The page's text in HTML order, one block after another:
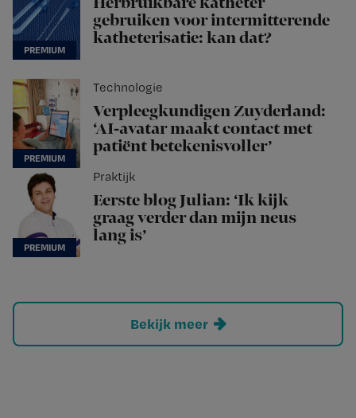
gebruiken voor intermitterende
katheterisatie: kan dat?
Technologie
Verpleegkundigen Zuyderland:
‘AI-avatar maakt contact met
patiënt betekenisvoller’
Praktijk
Eerste blog Julian: ‘Ik kijk
graag verder dan mijn neus
lang is’
Bekijk meer